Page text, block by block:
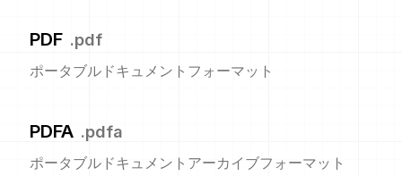
PDF .pdf
ポータブルドキュメントフォーマット
PDFA .pdfa
ポータブルドキュメントアーカイブフォーマット